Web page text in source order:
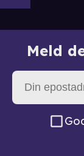
Meld